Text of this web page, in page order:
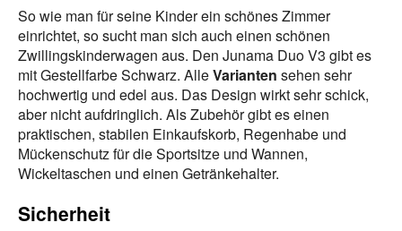
So wie man für seine Kinder ein schönes Zimmer
einrichtet, so sucht man sich auch einen schönen
Zwillingskinderwagen aus. Den Junama Duo V3 gibt es
mit Gestellfarbe Schwarz. AlleVarianten sehen sehr
hochwertig und edel aus. Das Design wirkt sehr schick,
aber nicht aufdringlich. Als Zubehör gibt es einen
praktischen, stabilen Einkaufskorb, Regenhabe und
Mückenschutz für die Sportsitze und Wannen,
Wickeltaschen und einen Getränkehalter.
Sicherheit